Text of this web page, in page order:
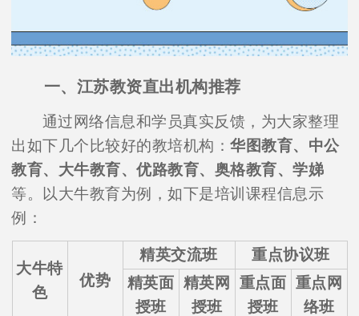
一、江苏教资直出机构推荐
通过网络信息和学员真实反馈，为大家整理
出如下几个比较好的教培机构：华图教育、中公
教育、大牛教育、优路教育、奥格教育、学娣
等。以大牛教育为例，如下是培训课程信息示
例：
大牛特
色
优势
精英交流班
重点协议班
精英面
授班
精英网
授班
重点面
授班
重点网
络班